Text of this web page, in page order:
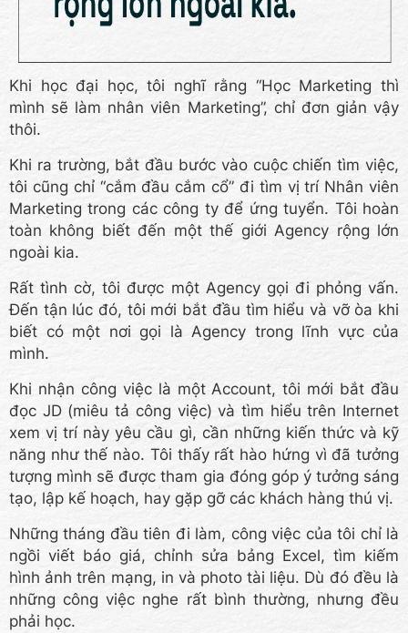
Khi học đại học, tôi nghĩ rằng “Học Marketing thì
mình sẽ làm nhân viên Marketing”, chỉ đơn giản vậy
thôi.
Khi ra trường, bắt đầu bước vào cuộc chiến tìm việc,
tôi cũng chỉ “cắm đầu cắm cổ” đi tìm vị trí Nhân viên
Marketing trong các công ty để ứng tuyển. Tôi hoàn
toàn không biết đến một thế giới Agency rộng lớn
ngoài kia.
Rất tình cờ, tôi được một Agency gọi đi phỏng vấn.
Đến tận lúc đó, tôi mới bắt đầu tìm hiểu và vỡ òa khi
biết có một nơi gọi là Agency trong lĩnh vực của
mình.
Khi nhận công việc là một Account, tôi mới bắt đầu
đọc JD (miêu tả công việc) và tìm hiểu trên Internet
xem vị trí này yêu cầu gì, cần những kiến thức và kỹ
năng như thế nào. Tôi thấy rất hào hứng vì đã tưởng
tượng mình sẽ được tham gia đóng góp ý tưởng sáng
tạo, lập kế hoạch, hay gặp gỡ các khách hàng thú vị.
Những tháng đầu tiên đi làm, công việc của tôi chỉ là
ngồi viết báo giá, chỉnh sửa bảng Excel, tìm kiếm
hình ảnh trên mạng, in và photo tài liệu. Dù đó đều là
những công việc nghe rất bình thường, nhưng đều
phải học.